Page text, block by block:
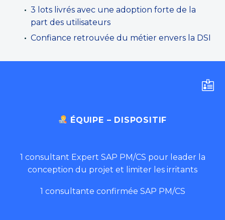
3 lots livrés avec une adoption forte de la
part des utilisateurs
Confiance retrouvée du métier envers la DSI


ÉQUIPE – DISPOSITIF
1 consultant Expert SAP PM/CS pour leader la
conception du projet et limiter les irritants
1 consultante confirmée SAP PM/CS